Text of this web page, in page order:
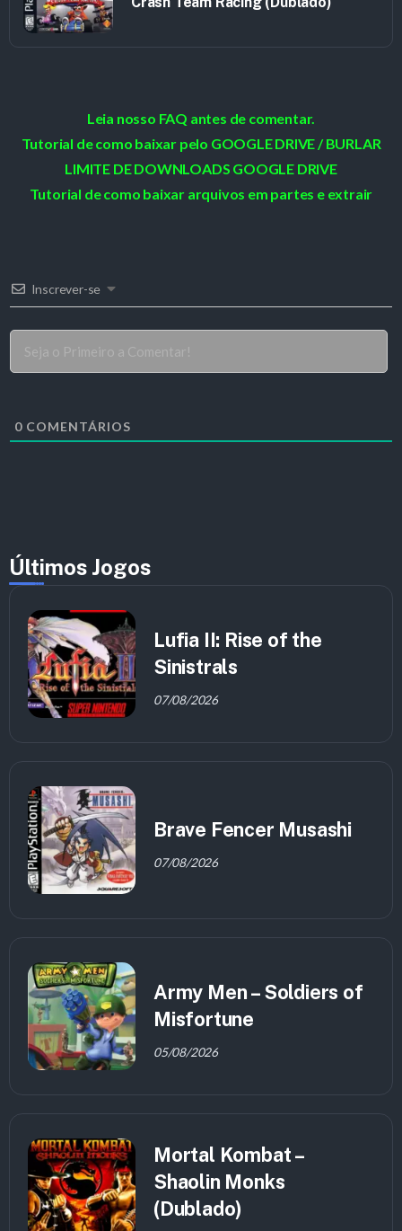
Leia nosso FAQ antes de comentar.
Tutorial de como baixar pelo GOOGLE DRIVE / BURLAR
LIMITE DE DOWNLOADS GOOGLE DRIVE
Tutorial de como baixar arquivos em partes e extrair
Inscrever-se
0 COMENTÁRIOS
Últimos Jogos
Lufia II: Rise of the
Sinistrals
07/08/2026
Brave Fencer Musashi
07/08/2026
Army Men – Soldiers of
Misfortune
05/08/2026
Mortal Kombat –
Shaolin Monks
(Dublado)